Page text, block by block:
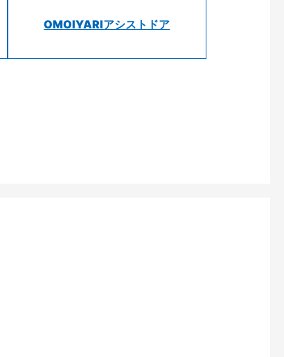
OMOIYARIアシストドア